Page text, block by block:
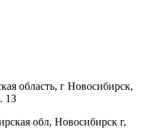
область, г Новосибирск,
13
обл, Новосибирск г,